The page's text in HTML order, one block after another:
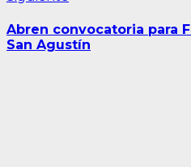
Abren convocatoria para
San Agustín